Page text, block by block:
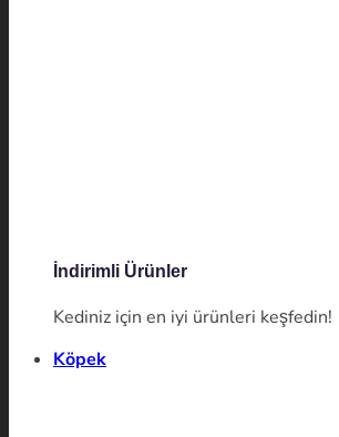
İndirimli Ürünler
Kediniz için en iyi ürünleri keşfedin!
Köpek